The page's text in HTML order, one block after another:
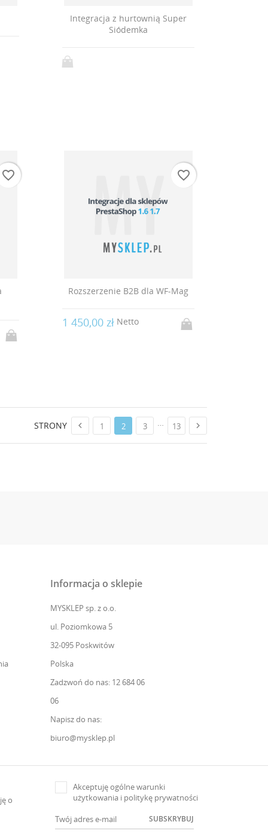
Integracja z hurtownią Super
Siódemka
favorite_border
Rozszerzenie B2B dla WF-Mag
1 450,00 zł Netto
favorite_border
STRONY  1 2 3 13 
Informacja o sklepie
MYSKLEP sp. z o.o.
ul. Poziomkowa 5
32-095 Poskwitów
Polska
Zadzwoń do nas: 12 684 06
06
Napisz do nas:
biuro@mysklep.pl
o
Akceptuję ogólne warunki
użytkowania i politykę prywatności
SUBSKRYBUJ